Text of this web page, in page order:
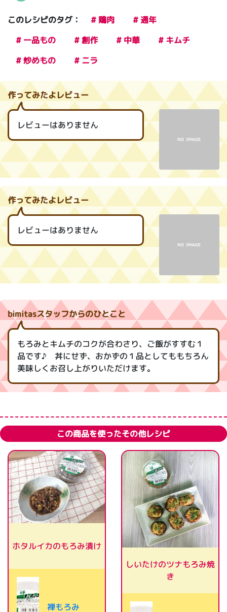
このレシピのタグ： # 鶏肉
# 通年
# 一品もの
# 創作 # 中華
# キムチ
# 炒めもの
# ニラ
作ってみたよレビュー
レビューはありません
作ってみたよレビュー
レビューはありません
bimitasスタッフからのひとこと
もろみとキムチのコクが合わさり、ご飯がすすむ１
品です♪ 丼にせず、おかずの１品としてももちろん
美味しくお召し上がりいただけます。
この商品を使ったその他レシピ
ホタルイカのもろみ漬け
禅もろみ
しいたけのツナもろみ焼
き